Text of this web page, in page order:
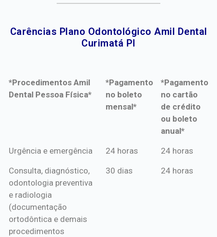
Carências Plano Odontológico Amil Dental
Curimatá PI​
*Procedimentos Amil
Dental Pessoa Física*
*Pagamento
no boleto
mensal*
*Pagamento
no cartão
de crédito
ou boleto
anual*
*Procedimentos Amil
*Pagamento
mensal*
*Pagamento
de crédito
Urgência e emergência 24 horas 24 horas
Consulta, diagnóstico,
odontologia preventiva
e radiologia
(documentação
ortodôntica e demais
procedimentos
30 dias 24 horas